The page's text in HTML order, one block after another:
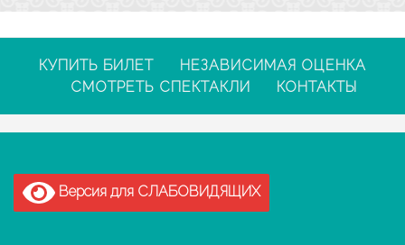
КУПИТЬ БИЛЕТ
НЕЗАВИСИМАЯ ОЦЕНКА
СМОТРЕТЬ СПЕКТАКЛИ
КОНТАКТЫ
Версия для СЛАБОВИДЯЩИХ